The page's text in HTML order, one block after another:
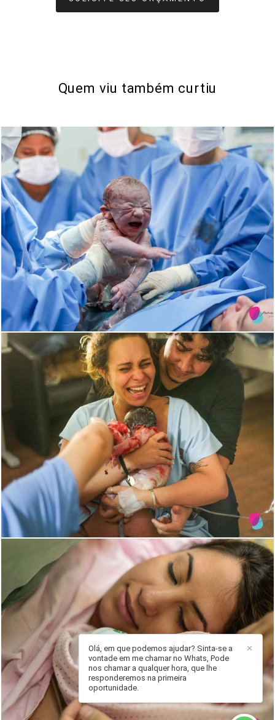
Quem viu também curtiu
1879 43
4229 1
1939 135
✕
Olá, em que podemos ajudar? Sinta-se a
vontade em me chamar no Whats, Pode
nos chamar a qualquer hora, que lhe
responderemos na primeira
oportunidade.